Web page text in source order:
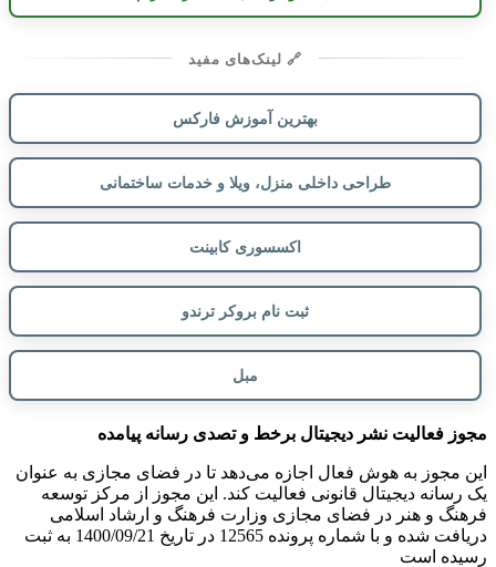
🔗 لینک‌های مفید
بهترین آموزش فارکس
طراحی داخلی منزل، ویلا و خدمات ساختمانی
اکسسوری کابینت
ثبت نام بروکر ترندو
مبل
مجوز فعالیت نشر دیجیتال برخط و تصدی رسانه پیامده
این مجوز به هوش فعال اجازه می‌دهد تا در فضای مجازی به عنوان
یک رسانه دیجیتال قانونی فعالیت کند. این مجوز از مرکز توسعه
فرهنگ و هنر در فضای مجازی وزارت فرهنگ و ارشاد اسلامی
دریافت شده و با شماره پرونده 12565 در تاریخ 1400/09/21 به ثبت
رسیده است